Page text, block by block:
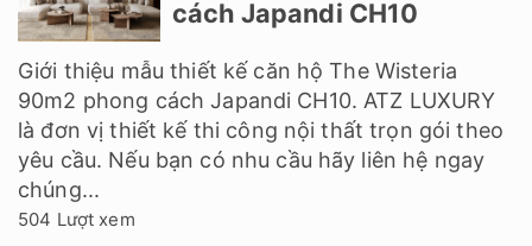
cách Japandi CH10
Giới thiệu mẫu thiết kế căn hộ The Wisteria
90m2 phong cách Japandi CH10. ATZ LUXURY
là đơn vị thiết kế thi công nội thất trọn gói theo
yêu cầu. Nếu bạn có nhu cầu hãy liên hệ ngay
chúng...
504 Lượt xem